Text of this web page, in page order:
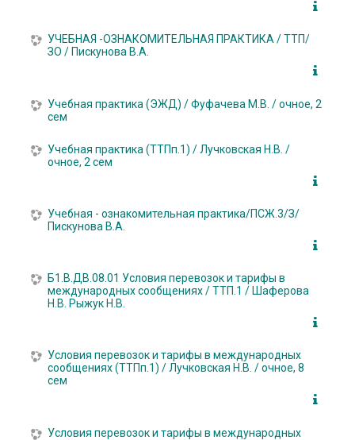
УЧЕБНАЯ -ОЗНАКОМИТЕЛЬНАЯ ПРАКТИКА / ТТП/
ЗО / Пискунова В.А.
Учебная практика (ЭЖД) / Фуфачева М.В. / очное, 2
сем
Учебная практика (ТТПп.1) / Лучковская Н.В. /
очное, 2 сем
Учебная - ознакомительная практика/ПСЖ.3/З/
Пискунова В.А.
Б1.В.ДВ.08.01 Условия перевозок и тарифы в
международных сообщениях / ТТП.1 / Шаферова
Н.В. Рыжук Н.В.
Условия перевозок и тарифы в международных
сообщениях (ТТПп.1) / Лучковская Н.В. / очное, 8
сем
Условия перевозок и тарифы в международных